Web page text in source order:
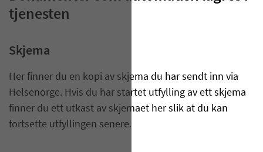
tjenesten
Skjema
Her finner du en kopi av skjema du har sendt inn via
Helsenorge. Hvis du har startet utfylling av ett skjema
finner du ett utkast av skjemaet her slik at du kan
fortsette utfyllingen senere.